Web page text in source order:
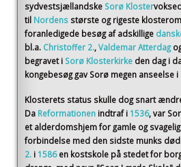
sydvestsjællandske Sorø Kloster
til Nordens største og rigeste
foranledigede besøg af adskillige
bl.a. Christoffer 2.,Valdemar Atterdag
begravet i Sorø Klosterkirke den dag i
kongebesøg gav Sorø megen anseelse i
Klosterets status skulle dog snart
Da Reformationen indtraf i 1536, var
et alderdomshjem for gamle og
forbindelse med den sidste munks
2. i 1586 en kostskole på stedet for